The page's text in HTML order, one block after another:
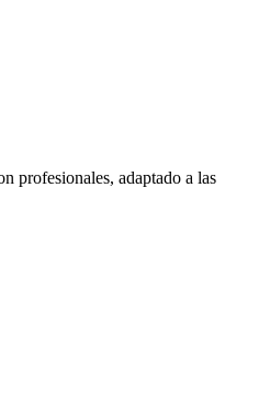
profesionales, adaptado a las